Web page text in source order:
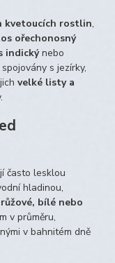
kvetoucích rostlin,
ořechonosný
indickýnebo
s jezírky,
velké listy a
často lesklou
hladinou,
růžové, bílé nebo
v průměru,
v bahnitém dně